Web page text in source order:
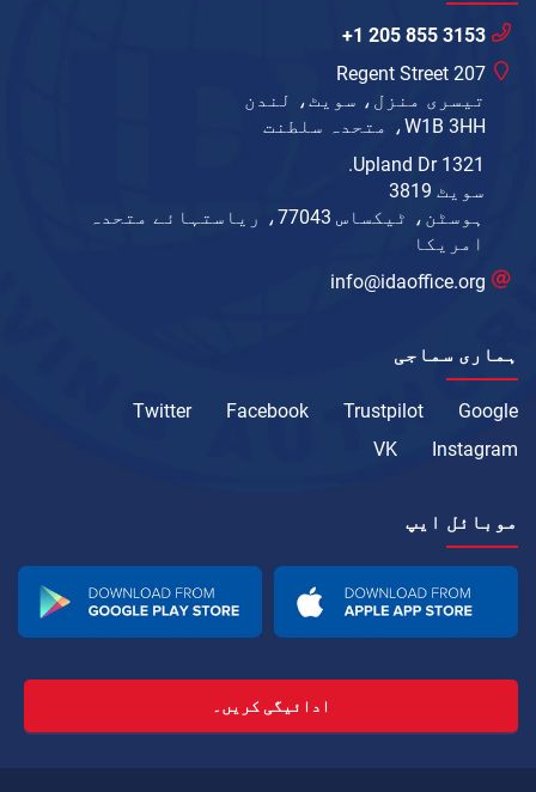
+1 205 855 3153
207 Regent Street
تیسری منزل، سویٹ، لندن
W1B 3HH، متحدہ سلطنت
1321 Upland Dr.
سویٹ 3819
ہوسٹن، ٹیکساس 77043، ریاستہائے متحدہ
امریکا
info@idaoffice.org
ہماری سماجی
Google
Trustpilot
Facebook
Twitter
Instagram
VK
موبائل ایپ
ادائیگی کریں۔